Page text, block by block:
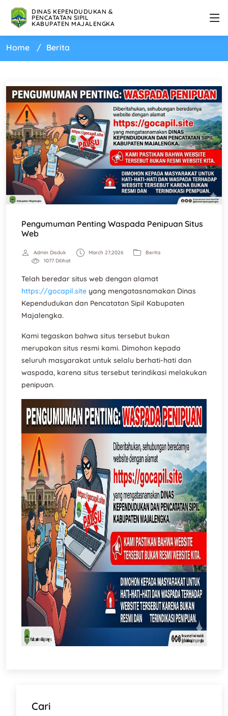
DINAS KEPENDUDUKAN &
PENCATATAN SIPIL
KABUPATEN MAJALENGKA
Home Berita
Pengumuman Penting Waspada Penipuan Situs
Web
Admin Disduk March 27,2026
Berita
1077 Dilihat
Telah beredar situs web dengan alamat
https://gocapil.site yang mengatasnamakan Dinas
Kependudukan dan Pencatatan Sipil Kabupaten
Majalengka.
Kami tegaskan bahwa situs tersebut bukan
merupakan situs resmi kami. Dimohon kepada
seluruh masyarakat untuk selalu berhati-hati dan
waspada, karena situs tersebut terindikasi melakukan
penipuan.
Cari